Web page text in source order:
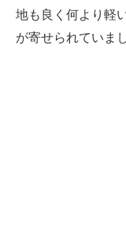
地も良く何より軽
が寄せられていま